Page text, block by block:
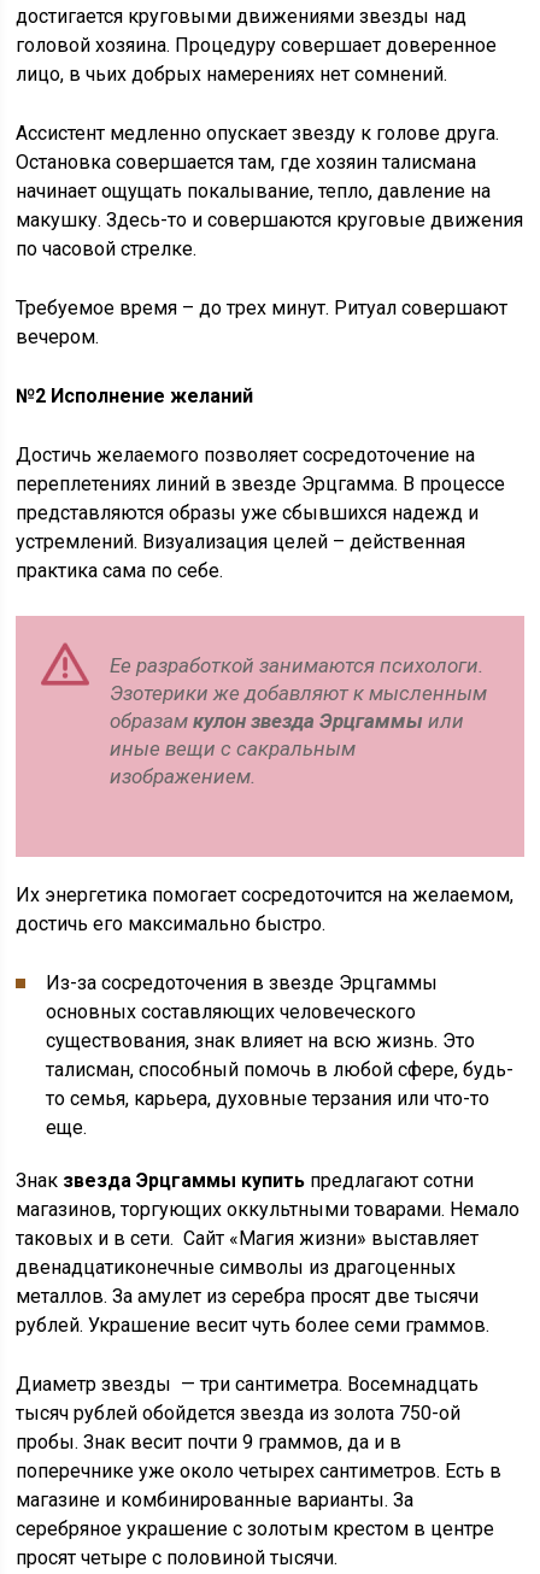
достигается круговыми движениями звезды над
головой хозяина. Процедуру совершает доверенное
лицо, в чьих добрых намерениях нет сомнений.
Ассистент медленно опускает звезду к голове друга.
Остановка совершается там, где хозяин талисмана
начинает ощущать покалывание, тепло, давление на
макушку. Здесь-то и совершаются круговые движения
по часовой стрелке.
Требуемое время – до трех минут. Ритуал совершают
вечером.
№2 Исполнение желаний
Достичь желаемого позволяет сосредоточение на
переплетениях линий в звезде Эрцгамма. В процессе
представляются образы уже сбывшихся надежд и
устремлений. Визуализация целей – действенная
практика сама по себе.
Ее разработкой занимаются психологи.
Эзотерики же добавляют к мысленным
образамкулон звезда Эрцгаммы или
иные вещи с сакральным
изображением.
Их энергетика помогает сосредоточится на желаемом,
достичь его максимально быстро.
Из-за сосредоточения в звезде Эрцгаммы
основных составляющих человеческого
существования, знак влияет на всю жизнь. Это
талисман, способный помочь в любой сфере, будь-
то семья, карьера, духовные терзания или что-то
еще.
Знак звезда Эрцгаммы купить предлагают сотни
магазинов, торгующих оккультными товарами. Немало
таковых и в сети. Сайт «Магия жизни» выставляет
двенадцатиконечные символы из драгоценных
металлов. За амулет из серебра просят две тысячи
рублей. Украшение весит чуть более семи граммов.
Диаметр звезды — три сантиметра. Восемнадцать
тысяч рублей обойдется звезда из золота 750-ой
пробы. Знак весит почти 9 граммов, да и в
поперечнике уже около четырех сантиметров. Есть в
магазине и комбинированные варианты. За
серебряное украшение с золотым крестом в центре
просят четыре с половиной тысячи.